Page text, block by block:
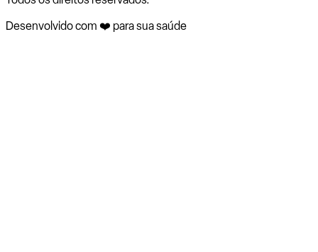
Desenvolvido com ❤️ para sua saúde